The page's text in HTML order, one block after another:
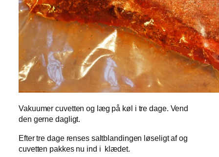
Vakuumer cuvetten og læg på køl i tre dage. Vend
den gerne dagligt.
Efter tre dage renses saltblandingen løseligt af og
cuvetten pakkes nu ind i klædet.